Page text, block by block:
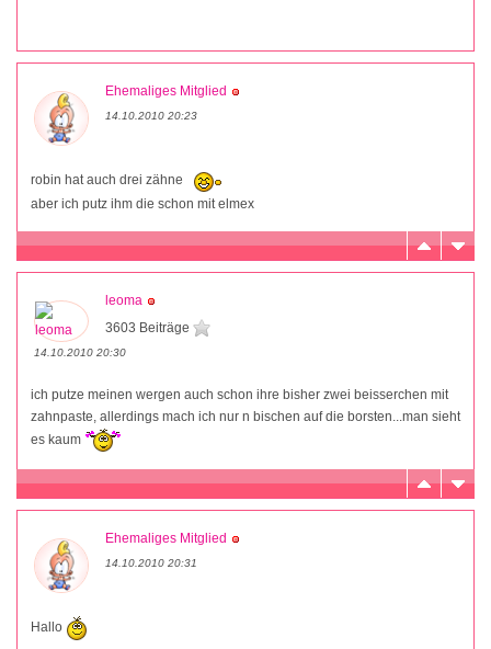
Ehemaliges Mitglied
14.10.2010 20:23
robin hat auch drei zähne
aber ich putz ihm die schon mit elmex
leoma
3603 Beiträge
14.10.2010 20:30
ich putze meinen wergen auch schon ihre bisher zwei beisserchen mit
zahnpaste, allerdings mach ich nur n bischen auf die borsten...man sieht
es kaum
Ehemaliges Mitglied
14.10.2010 20:31
Hallo